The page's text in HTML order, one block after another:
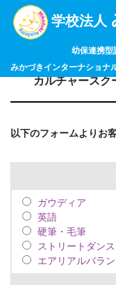
学校法人
幼保連携型
みかづきインターナショ
カルチャースク
以下のフォームよりお
ガウディア
英語
硬筆・毛筆
ストリートダンス
エアリアルバラ